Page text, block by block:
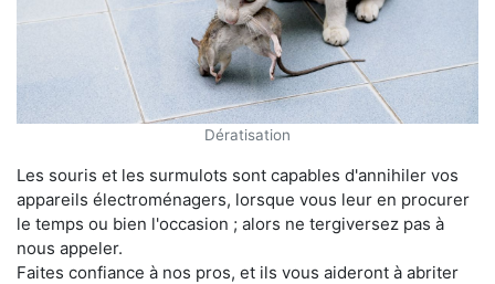
Dératisation
Les souris et les surmulots sont capables d'annihiler vos
appareils électroménagers, lorsque vous leur en procurer
le temps ou bien l'occasion ; alors ne tergiversez pas à
nous appeler.
Faites confiance à nos pros, et ils vous aideront à abriter